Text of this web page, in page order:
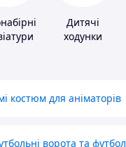
Дитячі
ходунки
костюм для аніматорів
ворота та